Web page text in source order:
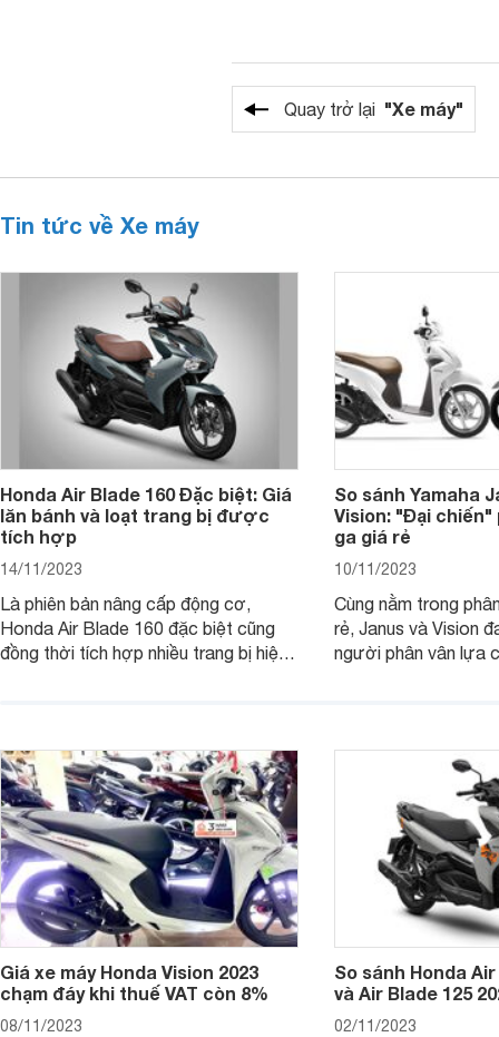
Quay trở lại "Xe máy"
Tin tức về Xe máy
Honda Air Blade 160 Đặc biệt: Giá
lăn bánh và loạt trang bị được
tích hợp
14/11/2023
Là phiên bản nâng cấp động cơ,
Honda Air Blade 160 đặc biệt cũng
đồng thời tích hợp nhiều trang bị hiện
So sánh Yamaha
Vision: "Đại chiến"
ga giá rẻ
10/11/2023
Cùng nằm trong
rẻ, Janus và Vision
người phân vân lựa
Giá xe máy Honda Vision 2023
chạm đáy khi thuế VAT còn 8%
08/11/2023
So sánh Honda
và Air Blade 125
02/11/2023